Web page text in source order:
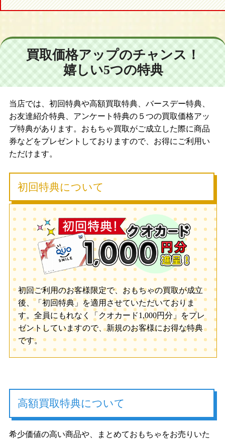
買取価格アップのチャンス！
嬉しい5つの特典
当店では、初回特典や高額買取特典、バースデー特典、
お友達紹介特典、アンケート特典の５つの買取価格アッ
プ特典があります。おもちゃ買取がご成立した際に商品
券などをプレゼントしておりますので、お得にご利用い
ただけます。
初回特典について
初回ご利用のお客様限定で、おもちゃの買取が成立
後、「初回特典」を適用させていただいておりま
す。全員にもれなく「クオカード1,000円分」をプレ
ゼントしていますので、新規のお客様にお得な特典
です。
高額買取特典について
希少価値の高い商品や、まとめておもちゃをお売りいた